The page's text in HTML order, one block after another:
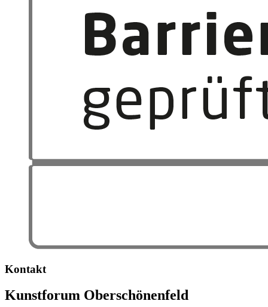
Kontakt
Kunstforum Oberschönenfeld